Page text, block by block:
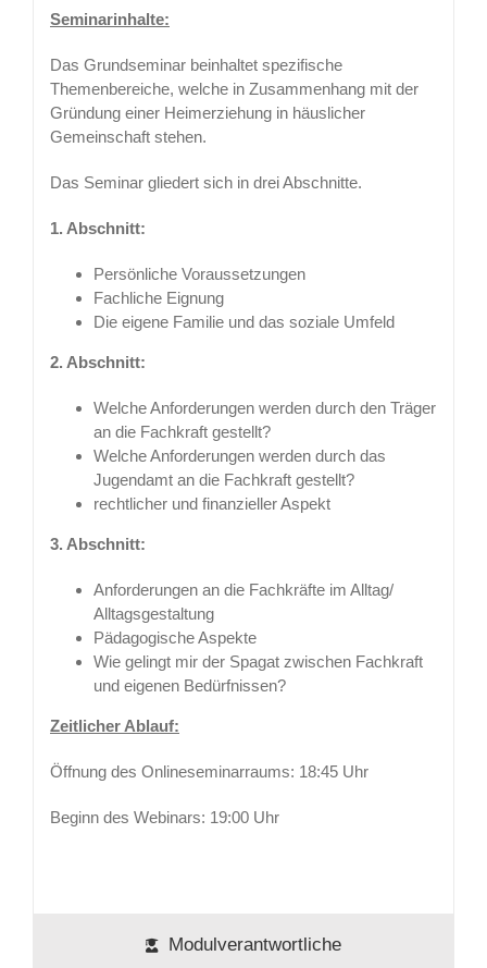
Seminarinhalte:
Das Grundseminar beinhaltet spezifische
Themenbereiche, welche in Zusammenhang mit der
Gründung einer Heimerziehung in häuslicher
Gemeinschaft stehen.
Das Seminar gliedert sich in drei Abschnitte.
1. Abschnitt:
Persönliche Voraussetzungen
Fachliche Eignung
Die eigene Familie und das soziale Umfeld
2. Abschnitt:
Welche Anforderungen werden durch den Träger
an die Fachkraft gestellt?
Welche Anforderungen werden durch das
Jugendamt an die Fachkraft gestellt?
rechtlicher und finanzieller Aspekt
3. Abschnitt:
Anforderungen an die Fachkräfte im Alltag/
Alltagsgestaltung
Pädagogische Aspekte
Wie gelingt mir der Spagat zwischen Fachkraft
und eigenen Bedürfnissen?
Zeitlicher Ablauf:
Öffnung des Onlineseminarraums: 18:45 Uhr
Beginn des Webinars: 19:00 Uhr
Modulverantwortliche